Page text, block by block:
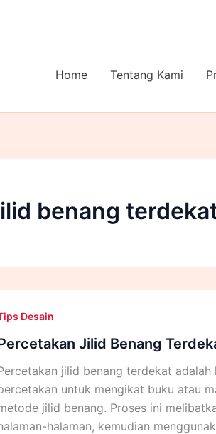
Home Tentang Kami
benang
Desain
Jilid Benang
jilid benang terdekat
untuk mengikat buku atau
jilid benang. Proses ini
halaman, kemudian